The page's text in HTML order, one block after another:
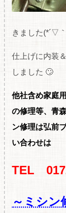
きました(*´▽
仕上げに内装
しました 🙄
他社含め家庭
の修理等、青
ン修理は弘前
い合わせは
TEL
～ミシン